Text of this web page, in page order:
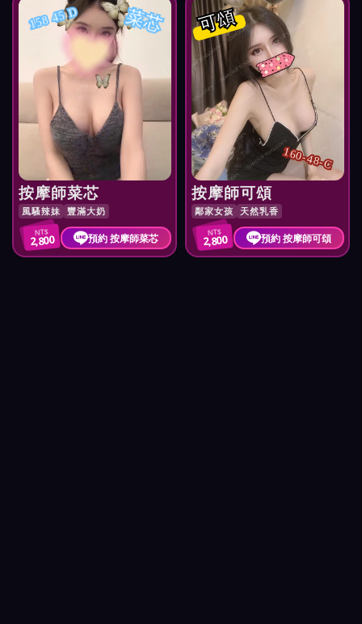
菜芯
158 45 D
按摩師菜芯
風騷辣妹 豐滿大奶
NT$
2,800 預約 按摩師菜芯
可頌
160-48-C
按摩師可頌
鄰家女孩 天然乳香
NT$
2,800 預約 按摩師可頌